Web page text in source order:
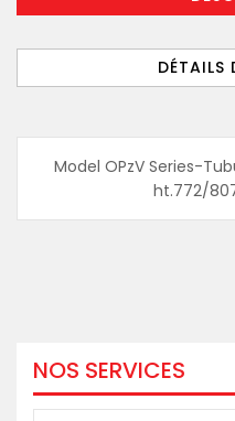
DÉTAILS
Model OPzV Series-
ht.772/
NOS SERVICES